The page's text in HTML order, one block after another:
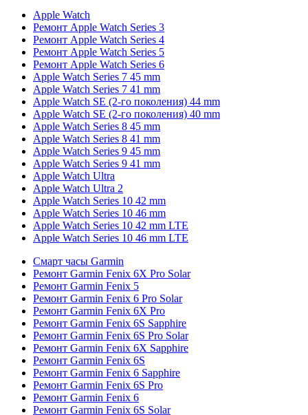
Apple Watch
Ремонт Apple Watch Series 3
Ремонт Apple Watch Series 4
Ремонт Apple Watch Series 5
Ремонт Apple Watch Series 6
Apple Watch Series 7 45 mm
Apple Watch Series 7 41 mm
Apple Watch SE (2-го поколения) 44 mm
Apple Watch SE (2-го поколения) 40 mm
Apple Watch Series 8 45 mm
Apple Watch Series 8 41 mm
Apple Watch Series 9 45 mm
Apple Watch Series 9 41 mm
Apple Watch Ultra
Apple Watch Ultra 2
Apple Watch Series 10 42 mm
Apple Watch Series 10 46 mm
Apple Watch Series 10 42 mm LTE
Apple Watch Series 10 46 mm LTE
Смарт часы Garmin
Ремонт Garmin Fenix 6X Pro Solar
Ремонт Garmin Fenix 5
Ремонт Garmin Fenix 6 Pro Solar
Ремонт Garmin Fenix 6X Pro
Ремонт Garmin Fenix 6S Sapphire
Ремонт Garmin Fenix 6S Pro Solar
Ремонт Garmin Fenix 6X Sapphire
Ремонт Garmin Fenix 6S
Ремонт Garmin Fenix 6 Sapphire
Ремонт Garmin Fenix 6S Pro
Ремонт Garmin Fenix 6
Ремонт Garmin Fenix 6S Solar